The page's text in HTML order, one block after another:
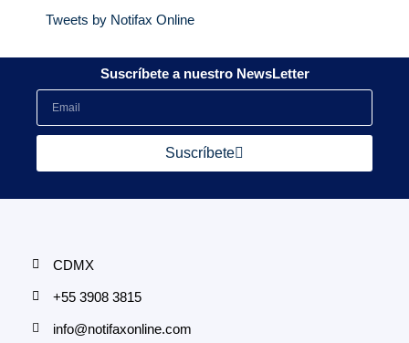
Tweets by Notifax Online
Suscríbete a nuestro NewsLetter
Suscríbete
CDMX
+55 3908 3815
info@notifaxonline.com